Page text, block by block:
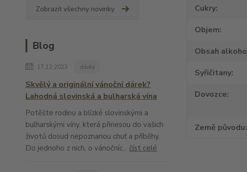
Zobrazit všechny novinky
Blog
17.12.2023 dárky
Skvělý a originální vánoční dárek?
Lahodná slovinská a bulharská vína
Potěšte rodinu a blízké slovinskými a
bulharskými víny, která přinesou do vašich
životů dosud nepoznanou chuť a příběhy.
Do jednoho z nich, o vánočníc... číst celé
Cukry
Objem
Obsah
Syřičitany
Dovozce
Země původu